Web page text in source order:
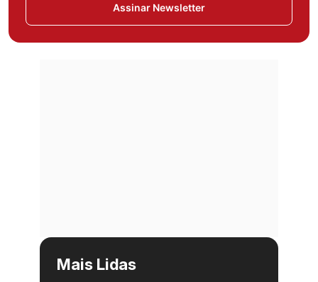
Assinar Newsletter
Mais Lidas